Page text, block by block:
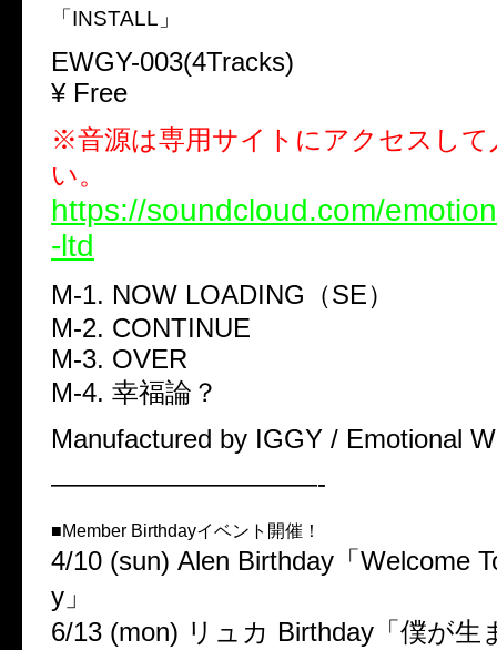
「INSTALL」
EWGY-003(4Tracks)
¥ Free
※音源は専用サイトにアクセスして
い。
https://soundcloud.com/
-ltd
M-1. NOW LOADING（SE）
M-2. CONTINUE
M-3. OVER
M-4. 幸福論？
Manufactured by IGGY / Emotional
——————————-
■Member Birthdayイベント開催！
4/10 (sun) Alen Birthday「Welcome
y」
6/13 (mon) リュカ Birthday「僕が生